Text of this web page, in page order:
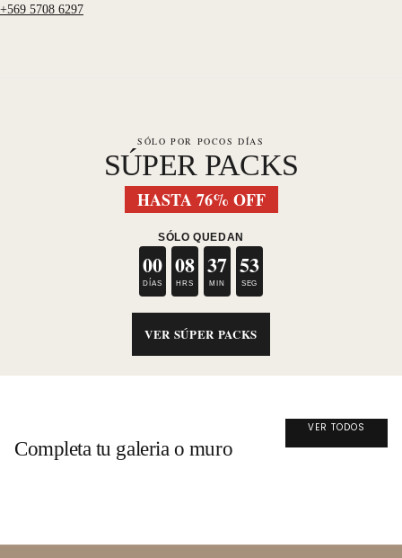
+569 5708 6297
SÓLO POR POCOS DÍAS
SÚPER PACKS
HASTA 76% OFF
SÓLO QUEDAN
00
DÍAS
08
HRS
37
MIN
53
SEG
VER SÚPER PACKS
Completa tu galeria o muro
VER TODOS